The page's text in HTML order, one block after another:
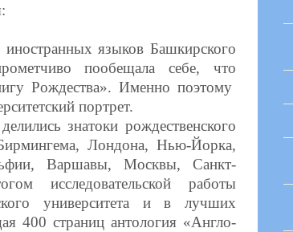
языков Башкирского
пообещала себе, что
Рождества». Именно поэтому
портрет.
знатоки рождественского
Лондона, Нью-Йорка,
Варшавы, Москвы, Санкт-
исследовательской работы
университета и в лучших
400 страниц антология «Англо-